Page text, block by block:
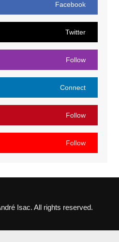
Facebook
Twitter
Follow
Connect
Follow
Follow
Isac. All rights reserved.